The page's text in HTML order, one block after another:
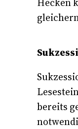
bereits